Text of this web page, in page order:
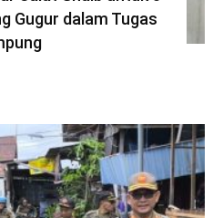
Gugur dalam Tugas